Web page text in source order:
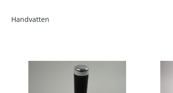
Handvatten